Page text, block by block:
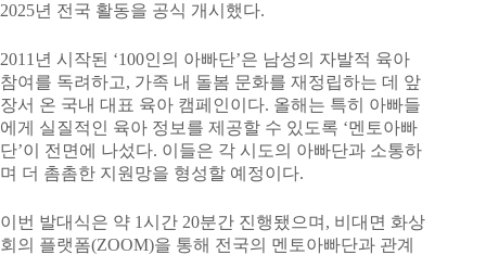
2025년 전국 활동을 공식 개시했다.
2011년 시작된 ‘100인의 아빠단’은 남성의 자발적 육아
참여를 독려하고, 가족 내 돌봄 문화를 재정립하는 데 앞
장서 온 국내 대표 육아 캠페인이다. 올해는 특히 아빠들
에게 실질적인 육아 정보를 제공할 수 있도록 ‘멘토아빠
단’이 전면에 나섰다. 이들은 각 시도의 아빠단과 소통하
며 더 촘촘한 지원망을 형성할 예정이다.
이번 발대식은 약 1시간 20분간 진행됐으며, 비대면 화상
회의 플랫폼(ZOOM)을 통해 전국의 멘토아빠단과 관계